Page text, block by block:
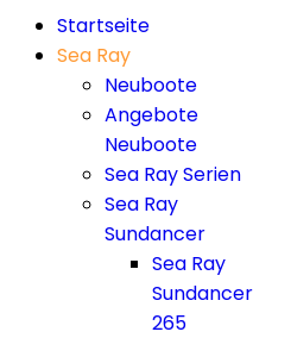
Startseite
Sea Ray
Neuboote
Angebote
Neuboote
Sea Ray Serien
Sea Ray
Sundancer
Sea Ray
Sundancer
265